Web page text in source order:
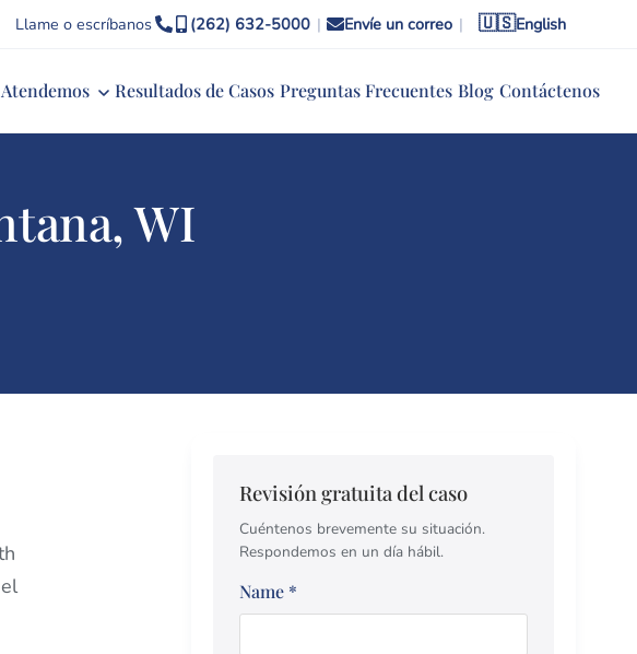
Llame o escríbanos (262) 632-5000 | Envíe un correo | 🇺🇸English
Resultados de Casos Preguntas Frecuentes Blog Contáctenos
WI
Revisión gratuita del caso
Cuéntenos brevemente su situación.
Respondemos en un día hábil.
Name *